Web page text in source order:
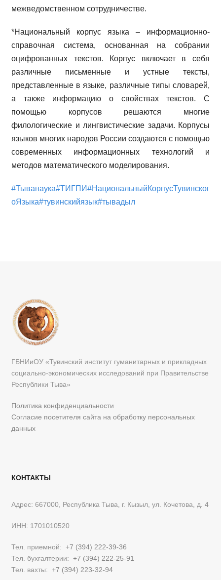
межведомственном сотрудничестве.
*Национальный корпус языка – информационно-
справочная система, основанная на собрании
оцифрованных текстов. Корпус включает в себя
различные письменные и устные тексты,
представленные в языке, различные типы словарей,
а также информацию о свойствах текстов. С
помощью корпусов решаются многие
филологические и лингвистические задачи. Корпусы
языков многих народов России создаются с помощью
современных информационных технологий и
методов математического моделирования.
#Тыванаука#ТИГПИ#НациональныйКорпусТувинског
оЯзыка#тувинскийязык#тывадыл
ГБНИиОУ «Тувинский институт гуманитарных и прикладных
социально-экономических исследований при Правительстве
Республики Тыва»
Политика конфиденциальности
Согласие посетителя сайта на обработку персональных
данных
КОНТАКТЫ
Адрес: 667000, Республика Тыва, г. Кызыл, ул. Кочетова, д. 4
ИНН: 1701010520
Тел. приемной: +7 (394) 222-39-36
Тел. бухгалтерии: +7 (394) 222-25-91
Тел. вахты: +7 (394) 223-32-94